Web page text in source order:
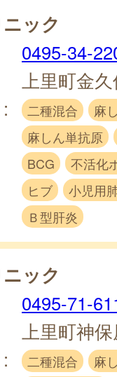
ック
0495-34-
上里町金
二種混合
麻
麻しん単抗原
BCG
不活化
ヒブ
小児用
Ｂ型肝炎
ック
0495-71-
上里町神
二種混合
麻